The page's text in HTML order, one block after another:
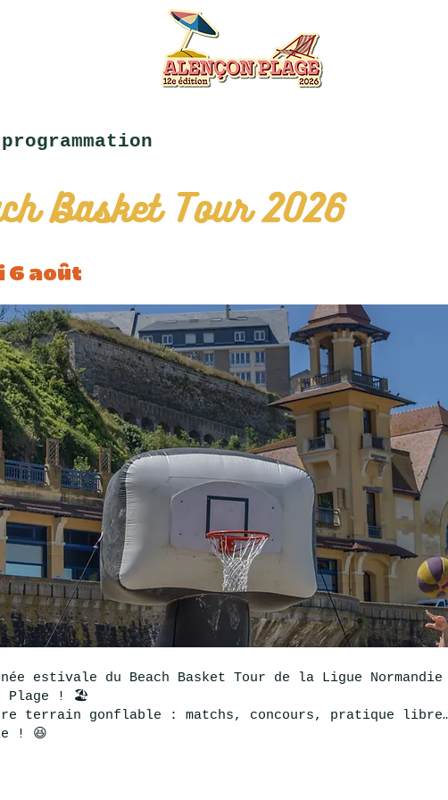
Basket Tour 2026
6 août
estivale du Beach Basket Tour de la Ligue
Plage ! 🏖️
terrain gonflable : matchs, concours, pratique libre…
! 😆